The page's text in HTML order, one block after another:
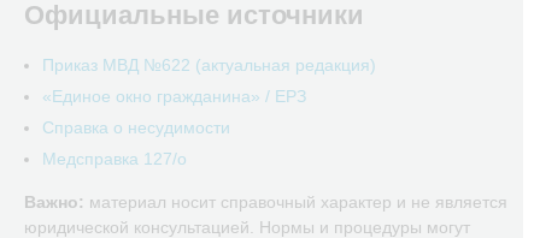
Официальные источники
Приказ МВД №622 (актуальная редакция)
«Единое окно гражданина» / ЕРЗ
Справка о несудимости
Медсправка 127/о
Важно: материал носит справочный характер и не является
юридической консультацией. Нормы и процедуры могут